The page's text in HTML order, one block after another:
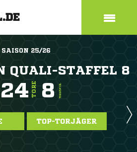
SAISON 25/26
QUALI-STAFFEL 8
TORE 8 TORE/SPIEL
TOP-TORJÄGER